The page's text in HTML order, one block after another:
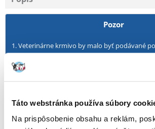
Táto webstránka používa súbory
Na prispôsobenie obsahu a reklám,
Pozor
Veterinárne krmivo by malo byť podávané
veterinárnym lekárom.
Veterinárnu diétu je vhodné pravidelne
Ak sa zdravotný stav vášho maznáčika zhorší,
poraďte so svojim veterinárom.
Pridaním veterinárneho krmiva do košíka